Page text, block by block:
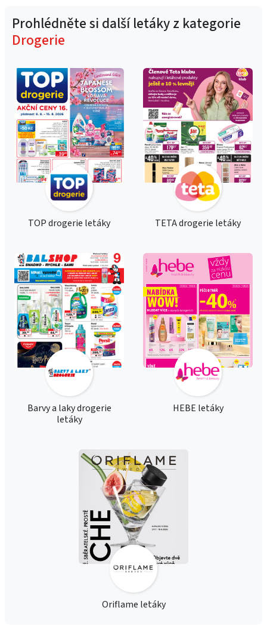
Prohlédněte si další letáky z kategorie
Drogerie
TOP drogerie letáky TETA drogerie letáky
Barvy a laky drogerie
letáky
HEBE letáky
Oriflame letáky